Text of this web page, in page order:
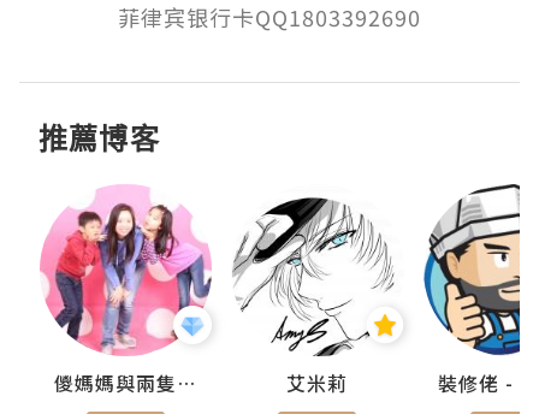
菲律宾银行卡QQ1803392690
推薦博客
儍媽媽與兩隻小魔怪之家 艾米莉